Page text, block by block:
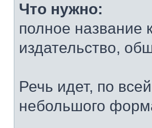
Что нужно:
полное название
издательство,
Речь идет, по
небольшого